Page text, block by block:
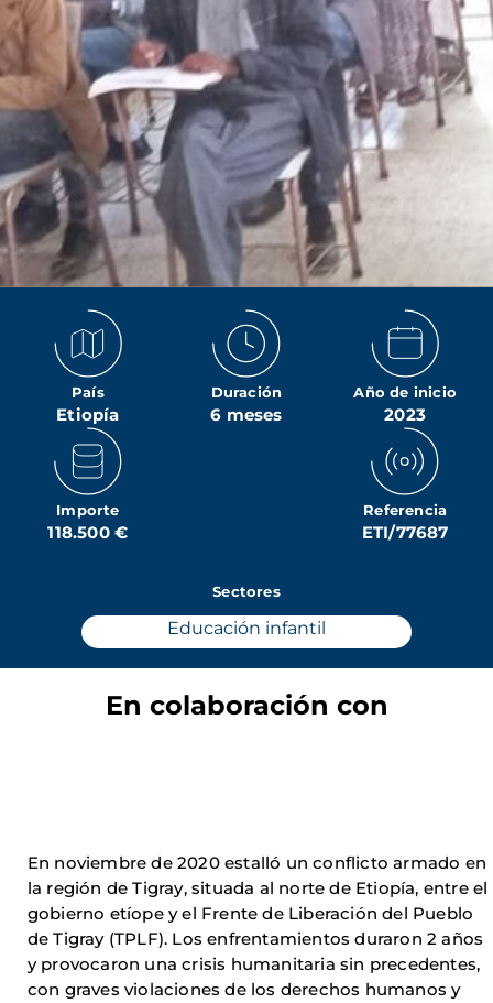
País
Etiopía
Duración
6 meses
Año de inicio
2023
Importe
118.500 €
Referencia
ETI/77687
Sectores
Educación infantil
En colaboración con
En noviembre de 2020 estalló un conflicto armado en
la región de Tigray, situada al norte de Etiopía, entre el
gobierno etíope y el Frente de Liberación del Pueblo
de Tigray (TPLF). Los enfrentamientos duraron 2 años
y provocaron una crisis humanitaria sin precedentes,
con graves violaciones de los derechos humanos y